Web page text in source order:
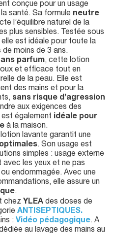
conçue pour un usage
santé. Sa formule neutre
l’équilibre naturel de la
plus sensibles. Testée sous
elle est idéale pour toute la
moins de 3 ans.
parfum, cette lotion
et efficace tout en
de la peau. Elle est
des mains et pour la
sans risque d’agression
aux exigences des
également idéale pour
à la maison.
lavante garantit une
. Son usage est
simples : usage externe
les yeux et ne pas
endommagée. Avec une
elle assure un
.
chez YLEA des doses de
ANTISEPTIQUES.
: Vidéo pédagogique. A
au lavage des mains au